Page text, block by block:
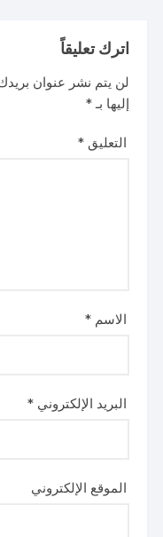
اترك تعليقاً
لن يتم نشر عنوان
إليها بـ*
التعليق*
الاسم*
البريد الإلكتروني*
الموقع الإلكتروني